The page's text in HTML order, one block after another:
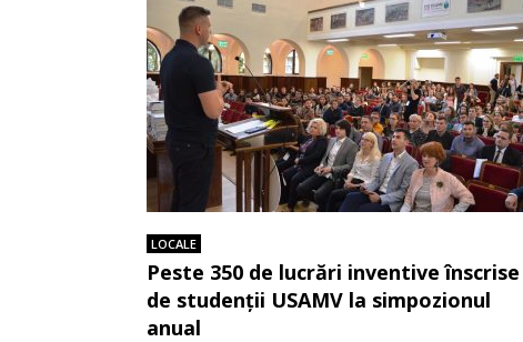
LOCALE
Peste 350 de lucrări inventive înscrise
de studenții USAMV la simpozionul
anual